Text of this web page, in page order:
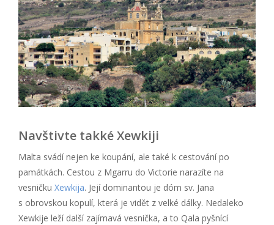
Navštivte takké Xewkiji
Malta svádí nejen ke koupání, ale také k cestování po
památkách. Cestou z Mgarru do Victorie narazíte na
vesničku Xewkija. Její dominantou je dóm sv. Jana
s obrovskou kopulí, která je vidět z velké dálky. Nedaleko
Xewkije leží další zajímavá vesnička, a to Qala pyšnící